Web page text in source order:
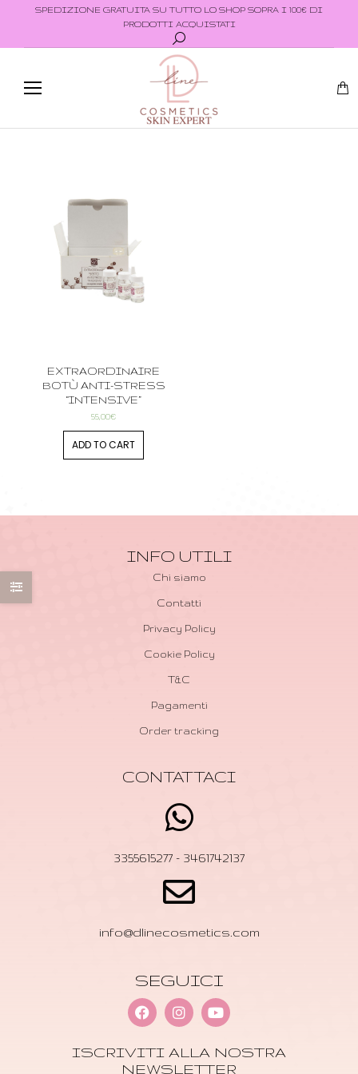
SPEDIZIONE GRATUITA SU TUTTO LO SHOP SOPRA I 100€ DI
PRODOTTI ACQUISTATI
EXTRAORDINAIRE
BOTÙ ANTI-STRESS
“INTENSIVE”
55,00€
ADD TO CART
INFO UTILI
Chi siamo
Contatti
Privacy Policy
Cookie Policy
T&C
Pagamenti
Order tracking
CONTATTACI
3355615277 - 3461742137
info@dlinecosmetics.com
SEGUICI
ISCRIVITI ALLA NOSTRA
NEWSLETTER